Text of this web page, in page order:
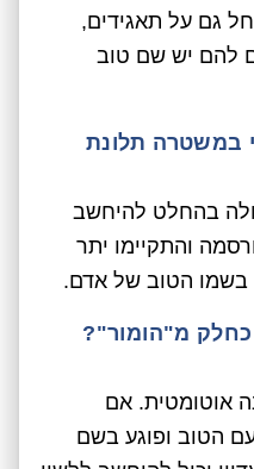
גם על תאגידים,
להם יש שם טוב
במשטרה תלונת
בהחלט להיחשב
והתקיימו יתר
בשמו הטוב של אדם.
מ"הומור"?
אוטומטית. אם
הטוב ופוגע בשם